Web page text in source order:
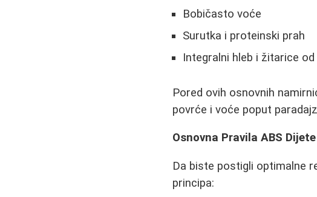
Bobičasto voće
Surutka i proteinski prah
Integralni hleb i žitarice
Pored ovih osnovnih
povrće i voće poput
Osnovna Pravila ABS Dijete
Da biste postigli optimalne
principa: